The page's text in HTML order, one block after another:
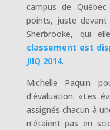
campus de
points, juste devant
Sherbrooke, qui
classement est
JIIQ 2014.
Michelle Paquin
d’évaluation. «Les
assignés chacun à
n’étaient pas en